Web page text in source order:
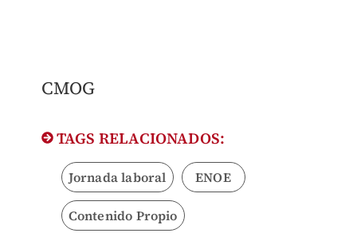
CMOG
TAGS RELACIONADOS:
Jornada laboral ENOE
Contenido Propio